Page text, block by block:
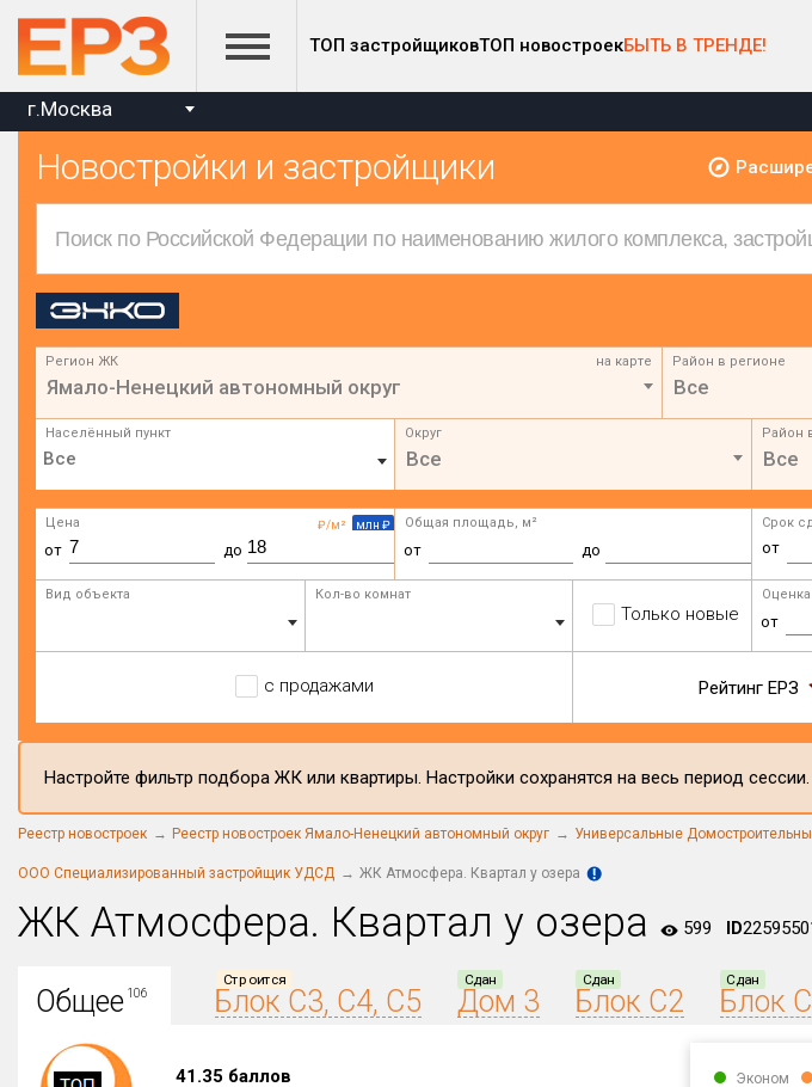
ТОП застройщиковТОП новостроекБЫТЬ В ТРЕНДЕ!
г.Москва
Новостройки и застройщики
Регион ЖК на карте
Ямало-Ненецкий автономный округ
Район в регионе
Все
Населённый пункт Округ
Все
Район
Все
₽/м² млн ₽
Цена
от до
Общая площадь, м²
от до
Срок
от
Вид объекта Кол-во комнат
Только новые от
с продажами Рейтинг ЕРЗ
Настройте фильтр подбора ЖК или квартиры. Настройки сохранятся на весь период
Реестр новостроек Реестр новостроек Ямало-Ненецкий автономный округ Универсальные
ООО Специализированный застройщик УДСД ЖК Атмосфера. Квартал у озера
ЖК Атмосфера. Квартал у озера 599 ID
Общее106
Строится
Блок С3, С4, С5
Сдан
Дом 3
Сдан
Блок С2
Сдан
Блок
41.35 баллов Эконом